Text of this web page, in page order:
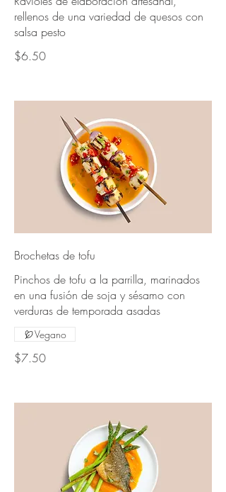
rellenos de una variedad de quesos con
salsa pesto
$6.50
Brochetas de tofu
Pinchos de tofu a la parrilla, marinados
en una fusión de soja y sésamo con
verduras de temporada asadas
$7.50
Vegano